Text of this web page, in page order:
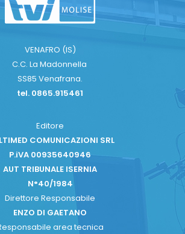
Copy URL
VENAFRO (IS)
C.C. La Madonnella
SS85 Venafrana.
tel. 0865.915461
Editore
COMUNICAZIONI SRL
P.iVA 00935640946
AUT TRIBUNALE ISERNIA
N°40/1984
Direttore Responsabile
ENZO DI GAETANO
area tecnica